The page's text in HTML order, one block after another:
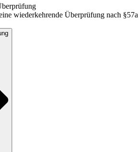
wiederkehrende Überprüfung nach